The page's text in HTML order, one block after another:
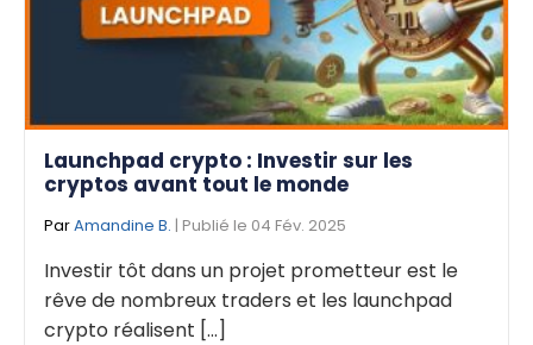
Launchpad crypto : Investir sur les
cryptos avant tout le monde
ParAmandine B. | Publié le 04 Fév. 2025
Investir tôt dans un projet prometteur est le
rêve de nombreux traders et les launchpad
crypto réalisent [...]